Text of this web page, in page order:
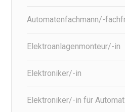
Automatenfachmann/-
Elektroanlagenmonteur/-in
Elektroniker/-in
Elektroniker/-in für